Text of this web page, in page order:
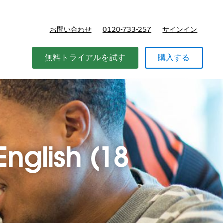
お問い合わせ 0120-733-257 サインイン
無料トライアルを試す 購入する
(18